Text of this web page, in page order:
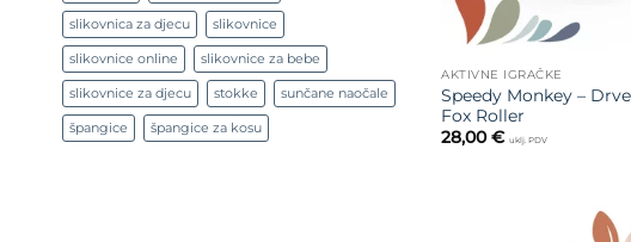
slikovnica za djecu slikovnice
slikovnice online slikovnice za bebe
slikovnice za djecu stokke sunčane naočale
špangice špangice za kosu
AKTIVNE IGRAČKE
Speedy Monkey –
Fox Roller
28,00€ uklj. PDV